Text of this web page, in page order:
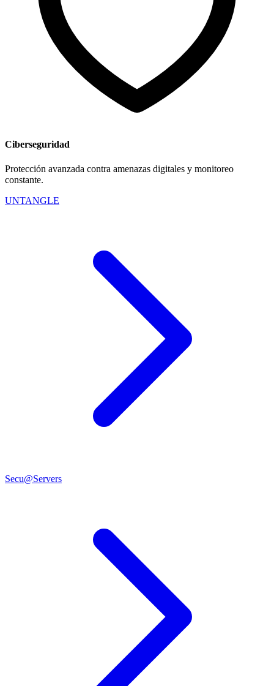
Ciberseguridad
Protección avanzada contra amenazas digitales y monitoreo
constante.
UNTANGLE
Secu@Servers